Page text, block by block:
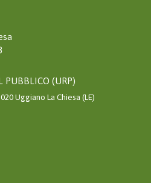
PUBBLICO (URP)
Uggiano La Chiesa (LE)